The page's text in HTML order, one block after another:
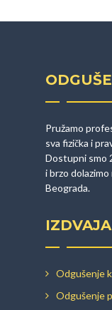
Pružamo
sva fizička i
Dostupni smo
i brzo
Beograda.
Odgušenje
Odgušenje